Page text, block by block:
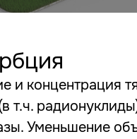
и концентрация
т.ч.
Уменьшение